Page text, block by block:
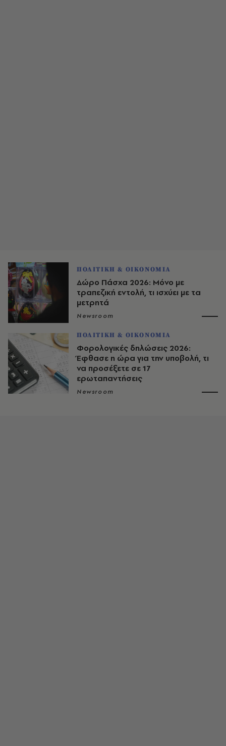
ΠΟΛΙΤΙΚΗ & ΟΙΚΟΝΟΜΙΑ
Δώρο Πάσχα 2026: Μόνο με
τραπεζική εντολή, τι ισχύει με τα
μετρητά
Newsroom
ΠΟΛΙΤΙΚΗ & ΟΙΚΟΝΟΜΙΑ
Φορολογικές δηλώσεις 2026:
Έφθασε η ώρα για την υποβολή, τι
να προσέξετε σε 17
ερωταπαντήσεις
Newsroom